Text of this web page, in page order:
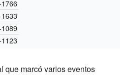
que marcó varios eventos